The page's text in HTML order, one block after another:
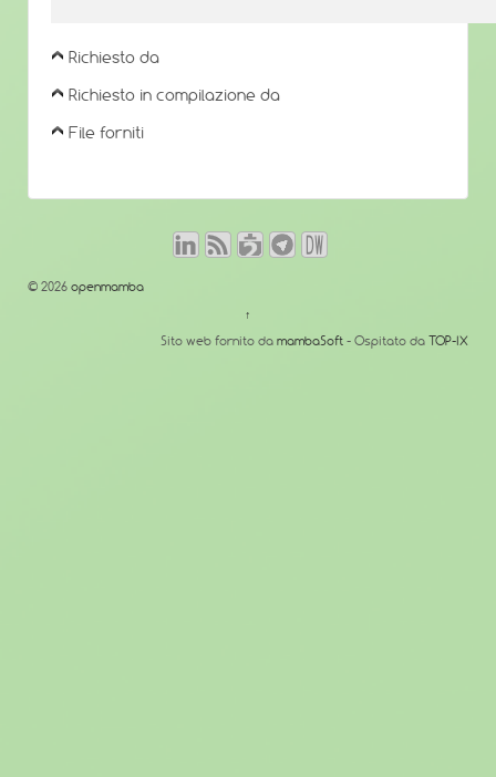
Richiesto da
Richiesto in compilazione da
File forniti
© 2026 openmamba
↑
Sito web fornito da mambaSoft - Ospitato da TOP-IX